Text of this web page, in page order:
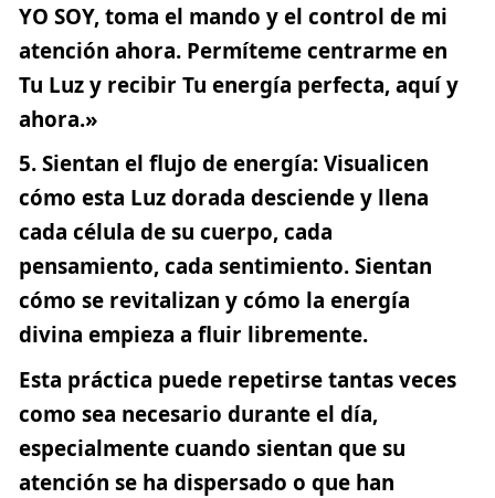
YO SOY, toma el mando y el control de mi
atención ahora. Permíteme centrarme en
Tu Luz y recibir Tu energía perfecta, aquí y
ahora.»
Sientan el flujo de energía: Visualicen
cómo esta Luz dorada desciende y llena
cada célula de su cuerpo, cada
pensamiento, cada sentimiento. Sientan
cómo se revitalizan y cómo la energía
divina empieza a fluir libremente.
Esta práctica puede repetirse tantas veces
como sea necesario durante el día,
especialmente cuando sientan que su
atención se ha dispersado o que han